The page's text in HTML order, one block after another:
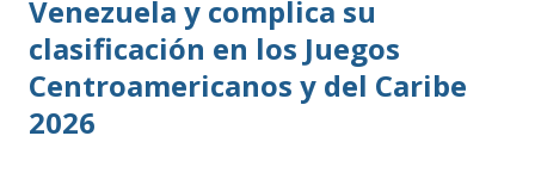
Venezuela y complica su
clasificación en los Juegos
Centroamericanos y del Caribe
2026